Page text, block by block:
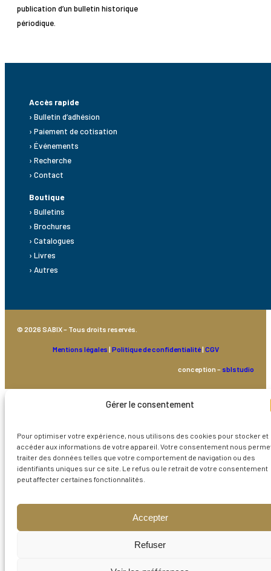
Gérer le consentement
Pour optimiser votre expérience, nous utilisons des cookies pour stocker et
accéder aux informations de votre appareil. Votre consentement nous
traiter des données telles que votre comportement de navigation ou des
identifiants uniques sur ce site. Le refus ou le retrait de votre consentement
peut affecter certaines fonctionnalités.
Accepter
Refuser
publication d’un bulletin historique
périodique.
Accès rapide
› Bulletin d’adhésion
› Paiement de cotisation
› Événements
› Recherche
› Contact
Boutique
› Bulletins
› Brochures
› Catalogues
› Livres
› Autres
© 2026 SABIX – Tous droits reservés.
Mentions légales | Politique de confidentialité| CGV
conception – sblstudio